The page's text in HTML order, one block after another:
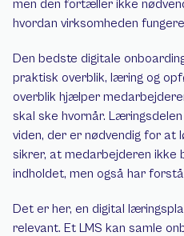
men den fortæller ikke
hvordan virksomheden
Den bedste digitale
praktisk overblik, læring og
overblik hjælper
skal ske hvornår.
viden, der er nødvendig for at
sikrer, at medarbejderen ikke
indholdet, men også har
Det er her, en digital
relevant. Et LMS kan samle